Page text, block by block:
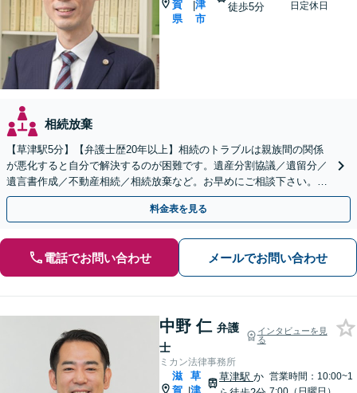
賀
県
|津
市
徒歩5分
日定休日
相続放棄
【草津駅5分】【弁護士歴20年以上】相続のトラブルは親族間の関係
が悪化すると自分で解決するのが困難です。遺産分割協議／遺留分／
遺言書作成／不動産相続／相続放棄など。お早めにご相談下さい。
【相続・遺言に関する初回相談６０分無料】【駐車場あり】
料金表を見る
電話でお問い合わせ メールでお問い合わせ
中野 仁 弁護
士
インタビューを見
る
ミカン法律事務所
滋
賀 |
草
津
草津駅 か 営業時間：10:00~1